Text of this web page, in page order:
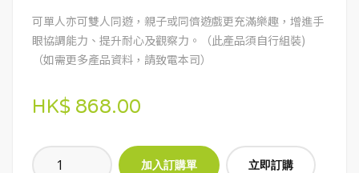
可單人亦可雙人同遊，親子或同儕遊戲更充滿樂趣，增進手
眼協調能力、提升耐心及觀察力。（此產品須自行組裝)
（如需更多產品資料，請致電本司）
HK$ 868.00
立即訂購